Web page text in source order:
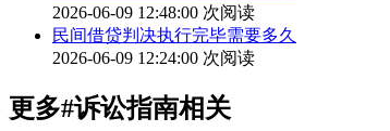
2026-06-09 12:48:00 次阅读
民间借贷判决执行完毕需要多久
2026-06-09 12:24:00 次阅读
更多#诉讼指南相关